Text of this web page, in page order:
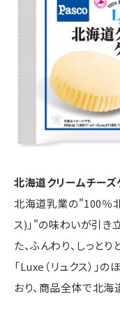
北海道クリームチーズ
北海道乳業の"100％
ス)」"の味わいが引き
た、ふんわり、しっと
「Luxe（リュクス）」
おり、商品全体で北海